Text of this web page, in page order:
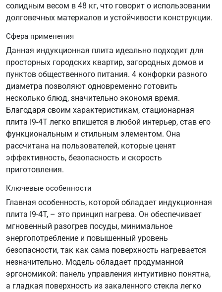
солидным весом в 48 кг, что говорит о использовании
долговечных материалов и устойчивости конструкции.
Сфера применения
Данная индукционная плита идеально подходит для
просторных городских квартир, загородных домов и
пунктов общественного питания. 4 конфорки разного
диаметра позволяют одновременно готовить
несколько блюд, значительно экономя время.
Благодаря своим характеристикам, стационарная
плита I9-4T легко впишется в любой интерьер, став его
функциональным и стильным элементом. Она
рассчитана на пользователей, которые ценят
эффективность, безопасность и скорость
приготовления.
Ключевые особенности
Главная особенность, которой обладает индукционная
плита I9-4T, – это принцип нагрева. Он обеспечивает
мгновенный разогрев посуды, минимальное
энергопотребление и повышенный уровень
безопасности, так как сама поверхность нагревается
незначительно. Модель обладает продуманной
эргономикой: панель управления интуитивно понятна,
а гладкая поверхность из закаленного стекла легко